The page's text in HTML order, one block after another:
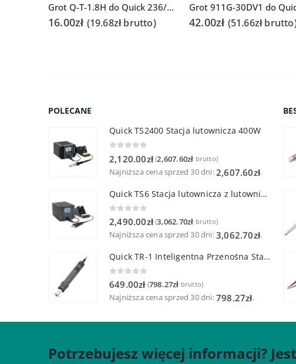
Grot Q-T-1.8H do Quick 236/706/936A/3104/3102/TS1100
16.00zł (19.68złbrutto) 42.00zł (51.66zł
POLECANE
Quick TS2400 Stacja lutownicza 400W
2,120.00zł (2,607.60zł brutto)
Najniższa cena sprzed 30 dni:2,607.60zł.
Quick TS6 Stacja lutownicza z lutownicą pincetową 60W
2,490.00zł (3,062.70zł brutto)
Najniższa cena sprzed 30 dni:3,062.70zł.
Quick TR-1 Inteligentna Przenośna Stacja Hot-Air
0 out of 5
649.00zł (798.27zł brutto)
Najniższa cena sprzed 30 dni:798.27zł.
Potrzebujesz więcej informacji?